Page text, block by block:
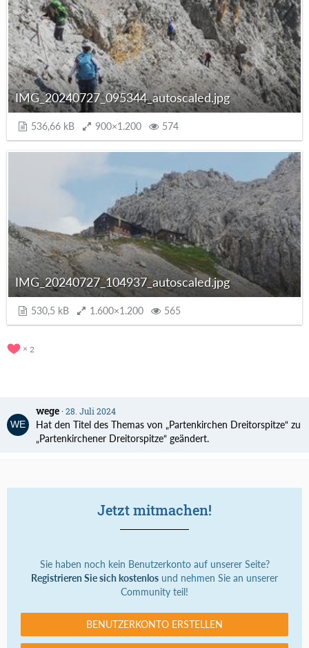
IMG_20240727_095344_autoscaled.jpg
536,66 kB 900×1.200 574
IMG_20240727_104937_autoscaled.jpg
530,5 kB 1.600×1.200 565
2
wege 28. Juli 2024
Hat den Titel des Themas von „Partenkirchen Dreitorspitze“ zu
„Partenkirchener Dreitorspitze“ geändert.
Jetzt mitmachen!
Sie haben noch kein Benutzerkonto auf unserer Seite?
Registrieren Sie sich kostenlos und nehmen Sie an unserer
Community teil!
BENUTZERKONTO ERSTELLEN